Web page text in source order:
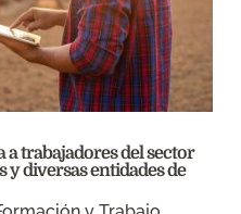
trabajadores del sector
y diversas entidades de